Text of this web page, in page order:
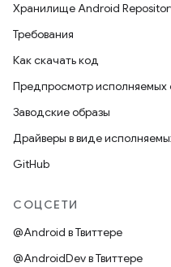
Хранилище Android
Требования
Как скачать код
Предпросмотр исполняемых
Заводские образы
Драйверы в виде
GitHub
СОЦСЕТИ
@Android в Твиттере
@AndroidDev в Твиттере